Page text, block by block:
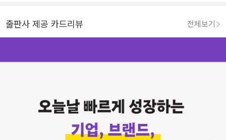
출판사 제공 카드리뷰 전체보기